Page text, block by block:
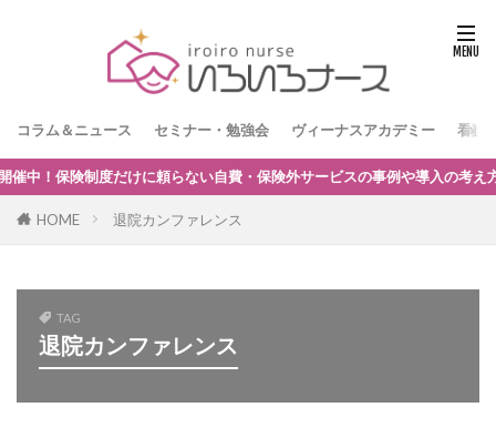
コラム＆ニュース セミナー・勉強会 ヴィーナスアカデミー 看護
だけに頼らない自費・保険外サービスの事例や導入の考え方を解説し
HOME 退院カンファレンス
TAG
退院カンファレンス